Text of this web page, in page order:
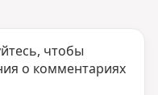
чтобы
о комментариях